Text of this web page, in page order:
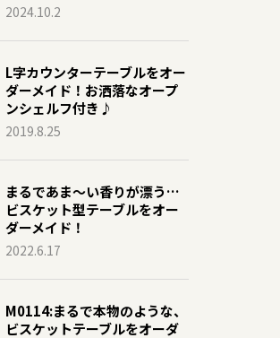
2024.10.2
L字カウンターテーブルをオー
ダーメイド！お洒落なオープ
ンシェルフ付き♪
2019.8.25
まるであま〜い香りが漂う…
ビスケット型テーブルをオー
ダーメイド！
2022.6.17
M0114:まるで本物のような、
ビスケットテーブルをオーダ